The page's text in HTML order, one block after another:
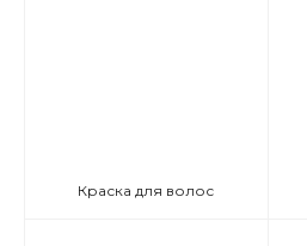
Краска для волос